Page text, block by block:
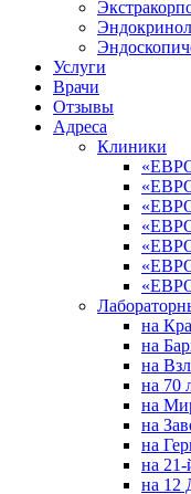
Услуги
Врачи
Отзывы
Адреса
Клиники
на
на
на
на 70
на
на
на
на
на 12